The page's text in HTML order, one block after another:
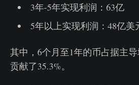
3年-5年实现利润：63亿
5年以上实现利润：48亿美
其中，6个月至1年的币占据主
贡献了35.3%。